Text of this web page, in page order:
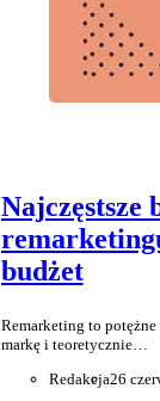
Najczęstsze
budżet
Remarketing to
markę i teoretycznie…
Redakcja26